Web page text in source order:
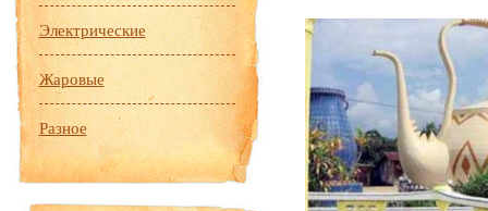
Электрические
Жаровые
Разное